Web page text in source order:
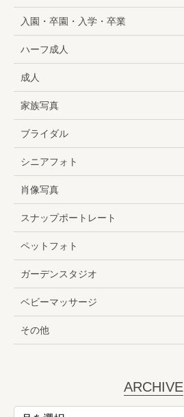
入園・卒園・入学・卒業
ハーフ成人
成人
家族写真
ブライダル
シニアフォト
肖像写真
スナップポートレート
ペットフォト
ガーデンスタジオ
ベビーマッサージ
その他
ARCHIVE